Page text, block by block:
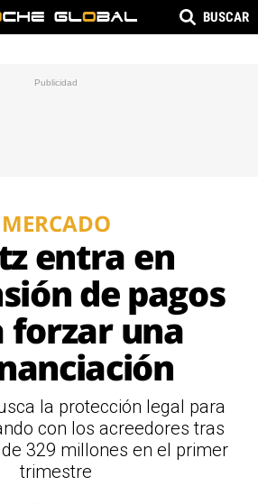
BUSCAR
MERCADO
entra en
de pagos
forzar una
la protección legal para
con los acreedores tras
329 millones en el primer
trimestre